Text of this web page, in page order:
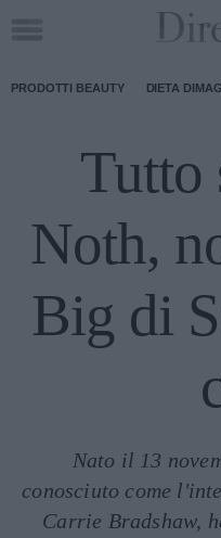
PRODOTTI BEAUTY DIETA
Tutto
Noth,
Big di
Nato il 13
conosciuto come
Carrie Bradshaw,